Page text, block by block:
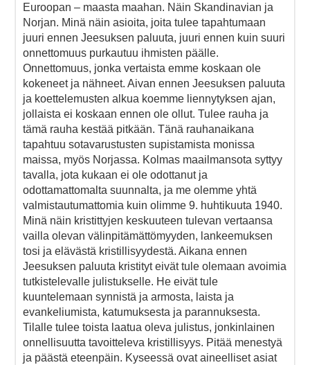
Euroopan – maasta maahan. Näin Skandinavian ja
Norjan. Minä näin asioita, joita tulee tapahtumaan
juuri ennen Jeesuksen paluuta, juuri ennen kuin suuri
onnettomuus purkautuu ihmisten päälle.
Onnettomuus, jonka vertaista emme koskaan ole
kokeneet ja nähneet. Aivan ennen Jeesuksen paluuta
ja koettelemusten alkua koemme liennytyksen ajan,
jollaista ei koskaan ennen ole ollut. Tulee rauha ja
tämä rauha kestää pitkään. Tänä rauhanaikana
tapahtuu sotavarustusten supistamista monissa
maissa, myös Norjassa. Kolmas maailmansota syttyy
tavalla, jota kukaan ei ole odottanut ja
odottamattomalta suunnalta, ja me olemme yhtä
valmistautumattomia kuin olimme 9. huhtikuuta 1940.
Minä näin kristittyjen keskuuteen tulevan vertaansa
vailla olevan välinpitämättömyyden, lankeemuksen
tosi ja elävästä kristillisyydestä. Aikana ennen
Jeesuksen paluuta kristityt eivät tule olemaan avoimia
tutkistelevalle julistukselle. He eivät tule
kuuntelemaan synnistä ja armosta, laista ja
evankeliumista, katumuksesta ja parannuksesta.
Tilalle tulee toista laatua oleva julistus, jonkinlainen
onnellisuutta tavoitteleva kristillisyys. Pitää menestyä
ja päästä eteenpäin. Kyseessä ovat aineelliset asiat